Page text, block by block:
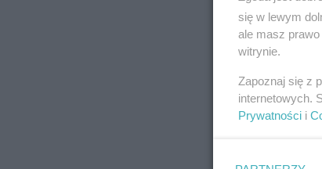
się w lewym
ale masz
witrynie.
Zapoznaj się z
internetowych.
Prywatności i